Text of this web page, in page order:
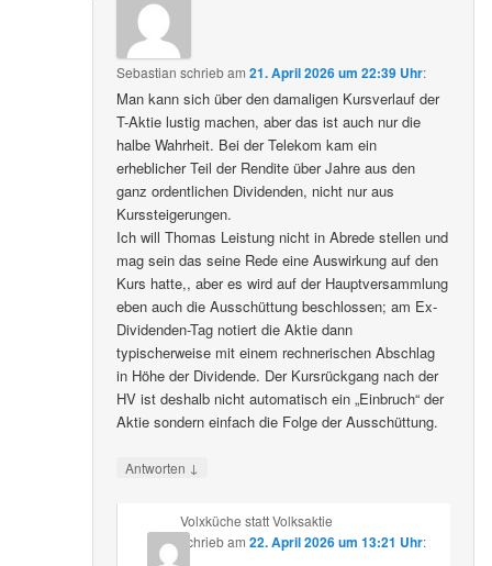
Sebastian schriebam21. April 2026 um 22:39 Uhr:
Man kann sich über den damaligen Kursverlauf der
T-Aktie lustig machen, aber das ist auch nur die
halbe Wahrheit. Bei der Telekom kam ein
erheblicher Teil der Rendite über Jahre aus den
ganz ordentlichen Dividenden, nicht nur aus
Kurssteigerungen.
Ich will Thomas Leistung nicht in Abrede stellen und
mag sein das seine Rede eine Auswirkung auf den
Kurs hatte,, aber es wird auf der Hauptversammlung
eben auch die Ausschüttung beschlossen; am Ex-
Dividenden-Tag notiert die Aktie dann
typischerweise mit einem rechnerischen Abschlag
in Höhe der Dividende. Der Kursrückgang nach der
HV ist deshalb nicht automatisch ein „Einbruch“ der
Aktie sondern einfach die Folge der Ausschüttung.
Antworten ↓
Volxküche statt Volksaktie
schriebam 22. April 2026 um 13:21 Uhr: